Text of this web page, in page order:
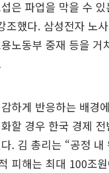
은 파업을 막을 수
조했다. 삼성전자 노
노동부 중재 등을 거
하게 반응하는 배경
할 경우 한국 경제
. 김 총리는 “공정 내
피해는 최대 100조